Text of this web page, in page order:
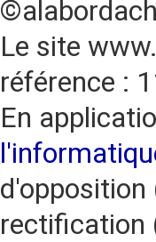
Le site
référence :
En
d'opposition
rectification